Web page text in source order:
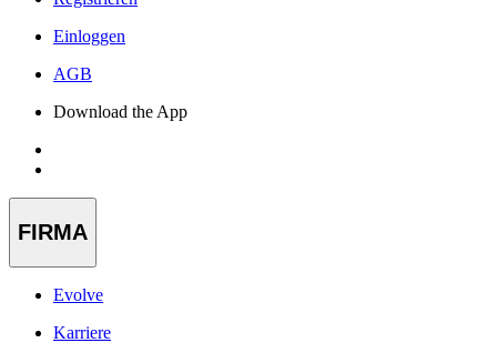
Einloggen
AGB
Download the App
FIRMA
Evolve
Karriere